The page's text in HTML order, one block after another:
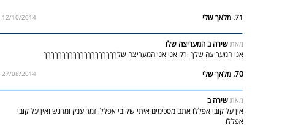
71. מלאך שלי 12/10/2014 - 20:40
מאתשירה ב המעריצה שלו
אני המעריצה שלך ורק אני אני המעריצה שלךךךךךךךךךךךךךךךךךךךך
70. מלאך שלי
27/08/2014 - 15:32
מאתשירה ב
אין על קובי אפללו אתם מסכימים איתי שקובי אפללו זמר ענק ומרגש ואין על קובי
אפללו